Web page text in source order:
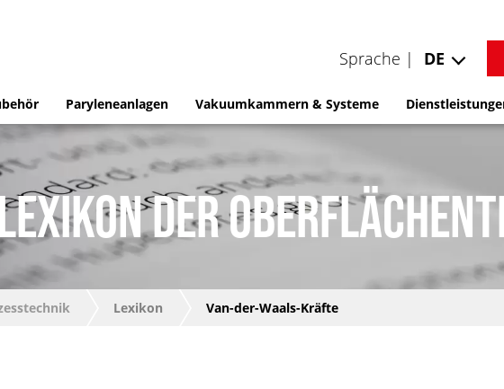
Sprache | DE
Paryleneanlagen Vakuumkammern & Systeme
DER
Lexikon Van-der-Waals-Kräfte